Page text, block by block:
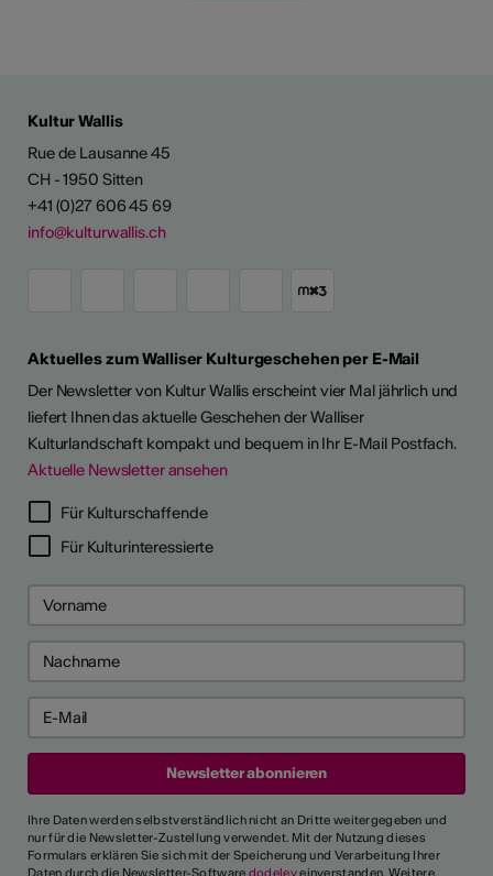
Kultur Wallis
Rue de Lausanne 45
CH - 1950 Sitten
+41 (0)27 606 45 69
info@kulturwallis.ch
Aktuelles zum Walliser Kulturgeschehen per E-Mail
Der Newsletter von Kultur Wallis erscheint vier Mal jährlich und
liefert Ihnen das aktuelle Geschehen der Walliser
Kulturlandschaft kompakt und bequem in Ihr E-Mail Postfach.
Aktuelle Newsletter ansehen
Für Kulturschaffende
Für Kulturinteressierte
Ihre Daten werden selbstverständlich nicht an Dritte weitergegeben und
nur für die Newsletter-Zustellung verwendet. Mit der Nutzung dieses
Formulars erklären Sie sich mit der Speicherung und Verarbeitung Ihrer
Daten durch die Newsletter-Software dodeleyeinverstanden. Weitere